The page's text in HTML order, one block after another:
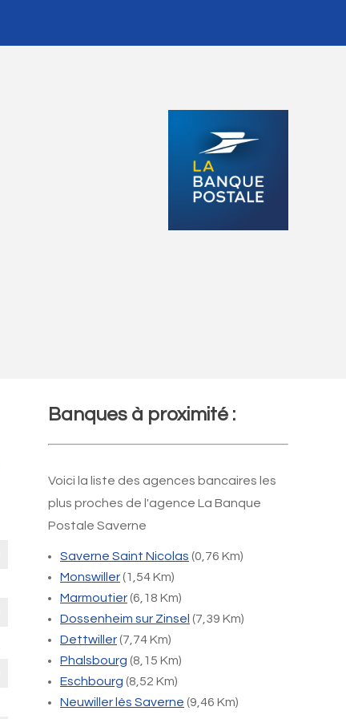
Banques à proximité :
Voici la liste des agences bancaires les
plus proches de l'agence La Banque
Postale Saverne
Saverne Saint Nicolas (0,76 Km)
Monswiller(1,54 Km)
Marmoutier(6,18 Km)
Dossenheim sur Zinsel (7,39 Km)
Dettwiller(7,74 Km)
Phalsbourg (8,15 Km)
Eschbourg (8,52 Km)
Neuwiller lès Saverne (9,46 Km)